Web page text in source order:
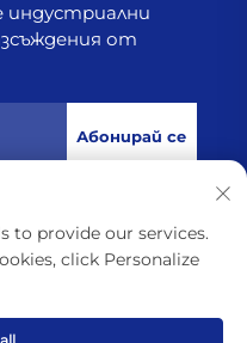
индустриални
от
Абонирай се
Лянюнган Хайборн
за поверителност
to provide our services.
click Personalize